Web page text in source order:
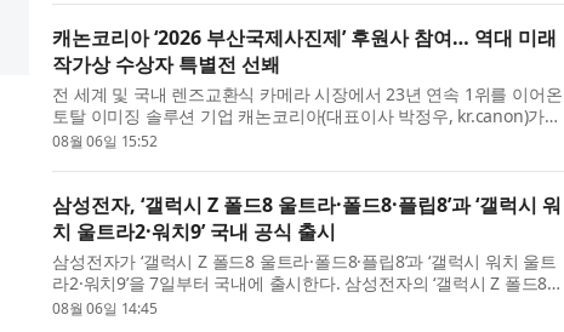
캐논코리아 ‘2026 부산국제사진제’ 후원사 참여… 역대 미래
작가상 수상자 특별전 선봬
전 세계 및 국내 렌즈교환식 카메라 시장에서 23년 연속 1위를 이어온
토탈 이미징 솔루션 기업 캐논코리아(대표이사 박정우, kr.canon)가
오는 8월 18일(화)까지 열리는 ‘2026 부산국제사진제’의 후원사로 참
08월 06일 15:52
삼성전자, ‘갤럭시 Z 폴드8 울트라·폴드8·플립8’과 ‘갤럭시 워
치 울트라2·워치9’ 국내 공식 출시
삼성전자가 ‘갤럭시 Z 폴드8 울트라·폴드8·플립8’과 ‘갤럭시 워치 울트
라2·워치9’을 7일부터 국내에 출시한다. 삼성전자의 ‘갤럭시 Z 폴드8
울트라·폴드8·플립8’은 지난달 28일부터 8월 3일까지 7일간 진행된
08월 06일 14:45